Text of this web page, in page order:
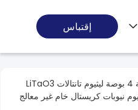
إقتباس
Y-42 درجة 4 بوصة ليثيوم تانتالات LiTaO3